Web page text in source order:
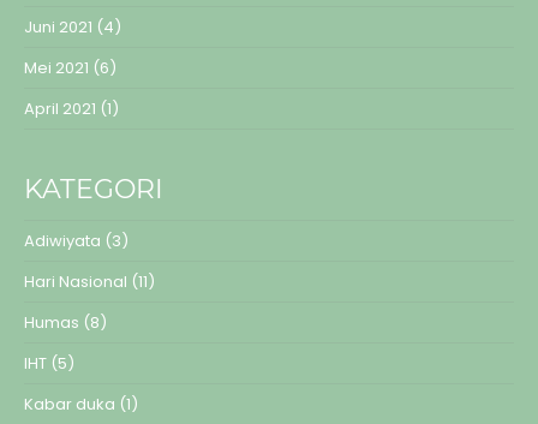
Juni 2021 (4)
Mei 2021 (6)
April 2021 (1)
KATEGORI
Adiwiyata (3)
Hari Nasional (11)
Humas (8)
IHT (5)
Kabar duka (1)